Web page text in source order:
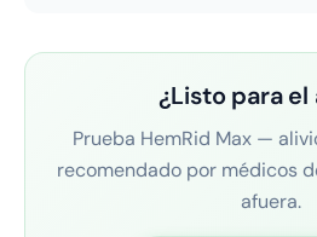
¿Listo para el
Prueba HemRid Max —
recomendado por médicos
afuera.